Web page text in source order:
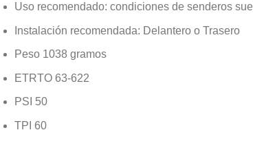
Uso recomendado: condiciones de senderos
Instalación recomendada: Delantero o Trasero
Peso 1038 gramos
ETRTO 63-622
PSI 50
TPI 60